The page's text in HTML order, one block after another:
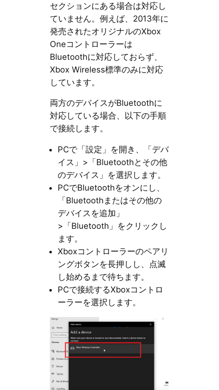
セクションにある場合は対応し
ていません。例えば、2013年に
発売されたオリジナルのXbox
Oneコントローラーは
Bluetoothに対応しておらず、
Xbox Wireless標準のみに対応
しています。
両方のデバイスがBluetoothに
対応している場合、以下の手順
で接続します。
PCで「設定」を開き、「デバ
イス」>「Bluetoothとその他
のデバイス」を選択します。
PCでBluetoothをオンにし、
「Bluetoothまたはその他の
デバイスを追加」
>「Bluetooth」をクリックし
ます。
Xboxコントローラーのペアリ
ングボタンを長押しし、点滅
し始めるまで待ちます。
PCで接続するXboxコントロ
ーラーを選択します。